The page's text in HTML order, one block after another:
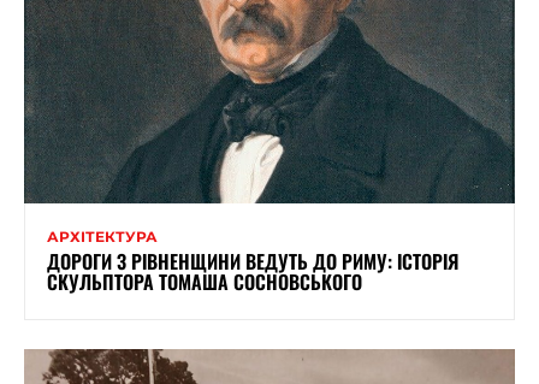
АРХІТЕКТУРА
ДОРОГИ З РІВНЕНЩИНИ ВЕДУТЬ ДО РИМУ: ІСТОРІЯ
СКУЛЬПТОРА ТОМАША СОСНОВСЬКОГО